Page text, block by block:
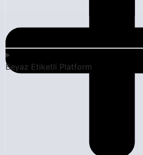
Beyaz Etiketli Platform